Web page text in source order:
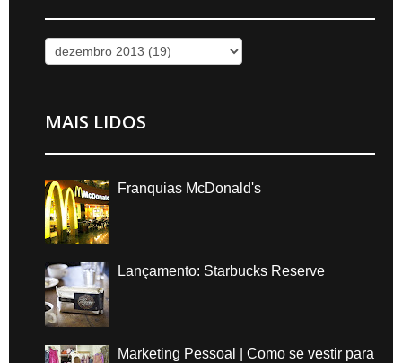
MAIS LIDOS
Franquias McDonald's
Lançamento: Starbucks Reserve
Marketing Pessoal | Como se vestir para